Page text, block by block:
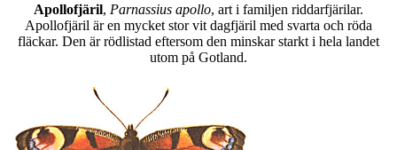
Apollofjäril, Parnassius apollo, art i familjen riddarfjärilar.
Apollofjäril är en mycket stor vit dagfjäril med svarta och röda
fläckar. Den är rödlistad eftersom den minskar starkt i hela landet
utom på Gotland.